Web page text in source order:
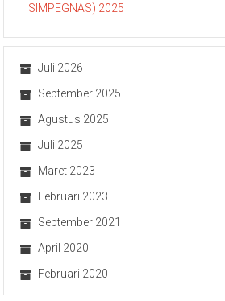
SIMPEGNAS) 2025
Juli 2026
September 2025
Agustus 2025
Juli 2025
Maret 2023
Februari 2023
September 2021
April 2020
Februari 2020